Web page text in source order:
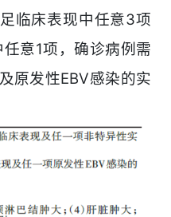
临床表现中任意3项
意1项，确诊病例需
原发性EBV感染的实